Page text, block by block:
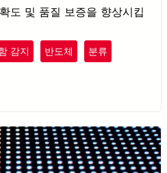
도 및 품질 보증을 향상시킵
감지 반도체 분류